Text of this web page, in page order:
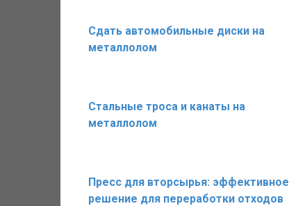
Сдать автомобильные диски на
металлолом
Стальные троса и канаты на
металлолом
Пресс для вторсырья: эффективное
решение для переработки отходов